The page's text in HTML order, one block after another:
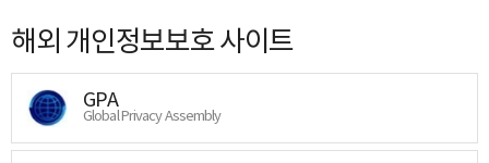
해외 개인정보보호 사이트
GPA
Global Privacy Assembly